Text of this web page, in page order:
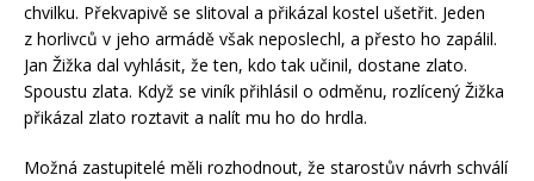
chvilku. Překvapivě se slitoval a přikázal kostel ušetřit. Jeden
z horlivců v jeho armádě však neposlechl, a přesto ho zapálil.
Jan Žižka dal vyhlásit, že ten, kdo tak učinil, dostane zlato.
Spoustu zlata. Když se viník přihlásil o odměnu, rozlícený Žižka
přikázal zlato roztavit a nalít mu ho do hrdla.
Možná zastupitelé měli rozhodnout, že starostův návrh schválí